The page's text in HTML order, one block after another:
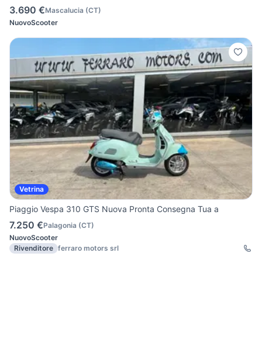
3.690 €Mascalucia (CT)
NuovoScooter
Vetrina
Piaggio Vespa 310 GTS Nuova Pronta Consegna Tua a
7.250 €Palagonia (CT)
NuovoScooter
Rivenditore ferraro motors srl